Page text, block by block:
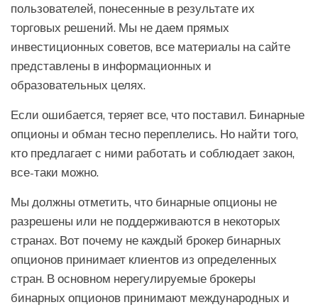
пользователей, понесенные в результате их
торговых решений. Мы не даем прямых
инвестиционных советов, все материалы на сайте
представлены в информационных и
образовательных целях.
Если ошибается, теряет все, что поставил. Бинарные
опционы и обман тесно переплелись. Но найти того,
кто предлагает с ними работать и соблюдает закон,
все-таки можно.
Мы должны отметить, что бинарные опционы не
разрешены или не поддерживаются в некоторых
странах. Вот почему не каждый брокер бинарных
опционов принимает клиентов из определенных
стран. В основном нерегулируемые брокеры
бинарных опционов принимают международных и